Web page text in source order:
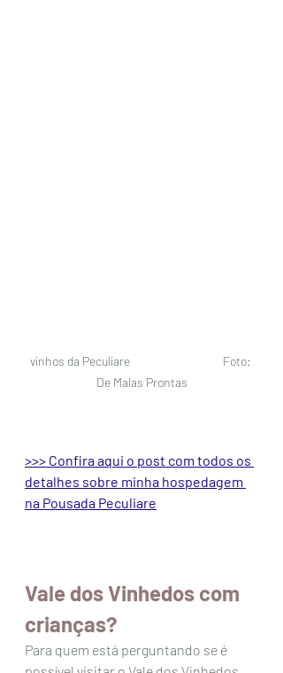
vinhos da Peculiare                                   Foto:
De Malas Prontas
>>> Confira aqui o post com todos os
detalhes sobre minha hospedagem
na Pousada Peculiare
Vale dos Vinhedos com
crianças?
Para quem está perguntando se é